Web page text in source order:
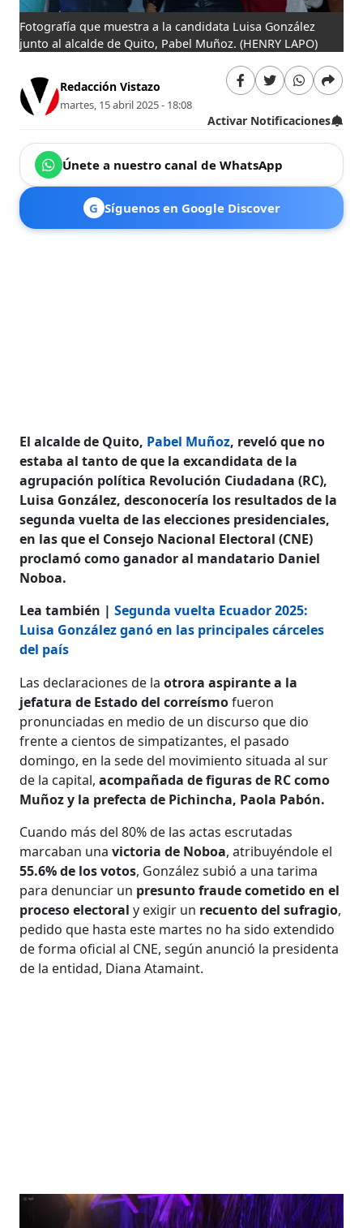
Fotografía que muestra a la candidata Luisa González
junto al alcalde de Quito, Pabel Muñoz. (HENRY LAPO)
Redacción Vistazo
martes, 15 abril 2025 - 18:08
Activar Notificaciones
Únete a nuestro canal de WhatsApp
G Síguenos en Google Discover
El alcalde de Quito, Pabel Muñoz, reveló que no
estaba al tanto de que la excandidata de la
agrupación política Revolución Ciudadana (RC),
Luisa González, desconocería los resultados de la
segunda vuelta de las elecciones presidenciales,
en las que el Consejo Nacional Electoral (CNE)
proclamó como ganador al mandatario Daniel
Noboa.
Lea también |Segunda vuelta Ecuador 2025:
Luisa González ganó en las principales cárceles
del país
Las declaraciones de laotrora aspirante a la
jefatura de Estado del correísmofueron
pronunciadas en medio de un discurso que dio
frente a cientos de simpatizantes, el pasado
domingo, en la sede del movimiento situada al sur
de la capital,acompañada de figuras de RC como
Muñoz y la prefecta de Pichincha, Paola Pabón.
Cuando más del 80% de las actas escrutadas
marcaban una victoria de Noboa, atribuyéndole el
55.6% de los votos, González subió a una tarima
para denunciar un presunto fraude cometido en el
proceso electoral y exigir un recuento del sufragio,
pedido que hasta este martes no ha sido extendido
de forma oficial al CNE, según anunció la presidenta
de la entidad, Diana Atamaint.